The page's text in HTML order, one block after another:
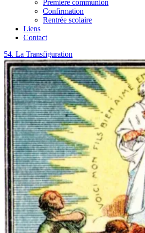
Première communion
Confirmation
Rentrée scolaire
Liens
Contact
Étiquette :
<span>Moïse</span>
54. La Transfiguration